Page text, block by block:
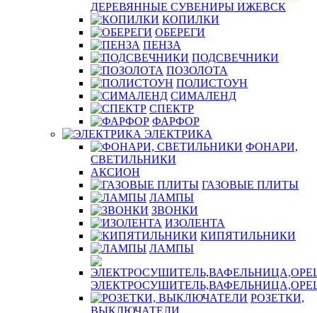
ДЕРЕВЯННЫЕ СУВЕНИРЫ ИЖЕВСК
КОПИЛКИ
ОБЕРЕГИ
ПЕНЗА
ПОДСВЕЧНИКИ
ПОЗОЛОТА
ПОЛИСТОУН
СИМАЛЕНД
СПЕКТР
ФАРФОР
ЭЛЕКТРИКА
ФОНАРИ,
СВЕТИЛЬНИКИ
АКСИОН
ГАЗОВЫЕ ПЛИТЫ
ЛАМПЫ
ЗВОНКИ
ИЗОЛЕНТА
КИПЯТИЛЬНИКИ
ЛАМПЫ
РОЗЕТКИ,
ВЫКЛЮЧАТЕЛИ